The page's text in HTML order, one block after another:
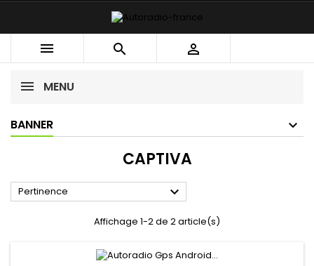
  
MENU
BANNER
CAPTIVA
Pertinence 
Affichage 1-2 de 2 article(s)